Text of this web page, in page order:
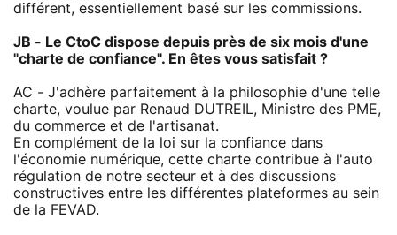
différent, essentiellement basé sur les commissions.
JB - Le CtoC dispose depuis près de six mois d'une
"charte de confiance". En êtes vous satisfait ?
AC - J'adhère parfaitement à la philosophie d'une telle
charte, voulue par Renaud DUTREIL, Ministre des PME,
du commerce et de l'artisanat.
En complément de la loi sur la confiance dans
l'économie numérique, cette charte contribue à l'auto
régulation de notre secteur et à des discussions
constructives entre les différentes plateformes au sein
de la FEVAD.